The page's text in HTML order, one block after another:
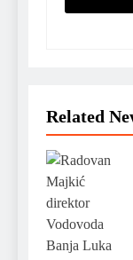
Related